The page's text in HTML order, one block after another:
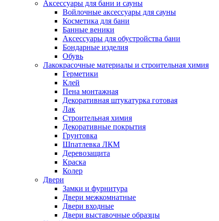
Аксессуары для бани и сауны
Войлочные аксессуары для сауны
Косметика для бани
Банные веники
Аксессуары для обустройства бани
Бондарные изделия
Обувь
Лакокрасочные материалы и строительная химия
Герметики
Клей
Пена монтажная
Декоративная штукатурка готовая
Лак
Строительная химия
Декоративные покрытия
Грунтовка
Шпатлевка ЛКМ
Деревозащита
Краска
Колер
Двери
Замки и фурнитура
Двери межкомнатные
Двери входные
Двери выставочные образцы